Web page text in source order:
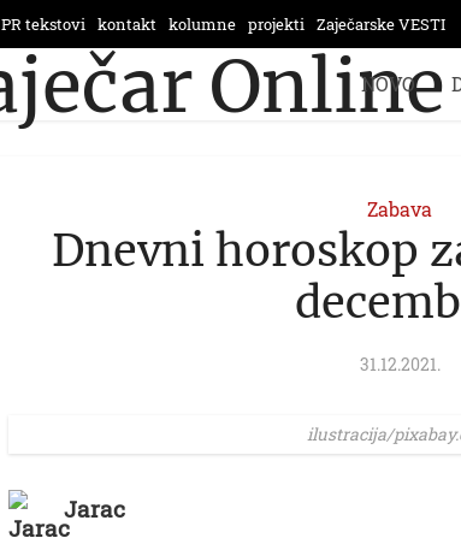
PR tekstovi kontakt kolumne projekti Zaječarske VESTI
NOVO
Zabava
Dnevni horoskop
31.12.2021.
ilustracija/
Jarac